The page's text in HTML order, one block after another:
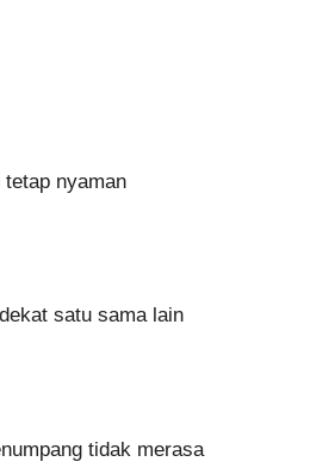
nyaman
satu sama lain
tidak merasa